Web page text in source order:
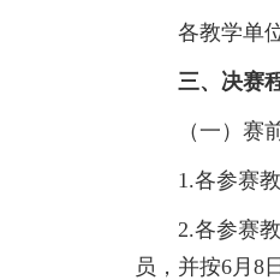
各教学单
三、决赛
（一）赛
1.各参赛
2.各参赛
员，并按6月8